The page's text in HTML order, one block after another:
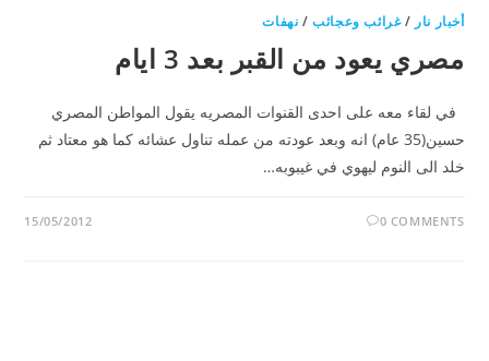
أخبار نار /غرائب وعجائب/ نهفات
مصري يعود من القبر بعد 3 ايام
في لقاء معه على احدى القنوات المصريه يقول المواطن المصري
حسين(35 عام) انه وبعد عودته من عمله تناول عشائه كما هو معتاد ثم
خلد الى النوم ليهوي في غيبوبه…
0 COMMENTS
15/05/2012